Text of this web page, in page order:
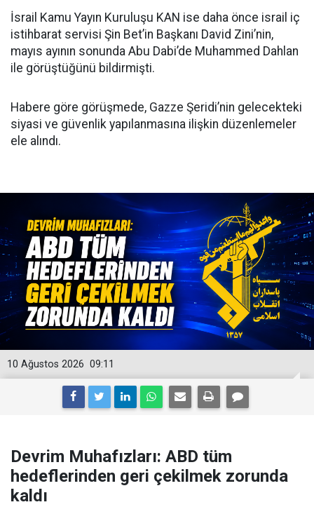
İsrail Kamu Yayın Kuruluşu KAN ise daha önce israil iç
istihbarat servisi Şin Bet’in Başkanı David Zini’nin,
mayıs ayının sonunda Abu Dabi’de Muhammed Dahlan
ile görüştüğünü bildirmişti.
Habere göre görüşmede, Gazze Şeridi’nin gelecekteki
siyasi ve güvenlik yapılanmasına ilişkin düzenlemeler
ele alındı.
09:11
10 Ağustos 2026
Devrim Muhafızları: ABD tüm
hedeflerinden geri çekilmek zorunda
kaldı